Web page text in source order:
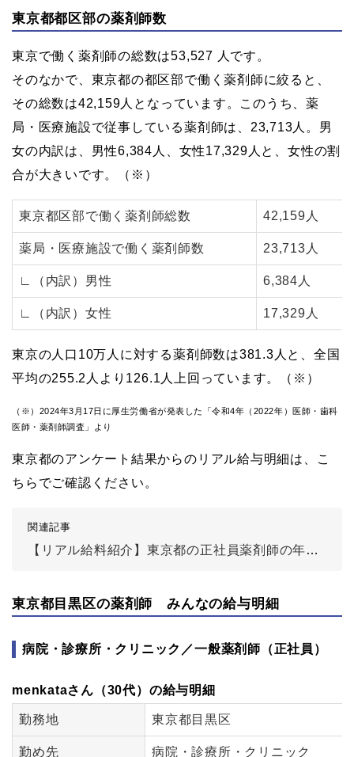
東京都都区部の薬剤師数
東京で働く薬剤師の総数は53,527 人です。
そのなかで、東京都の都区部で働く薬剤師に絞ると、
その総数は42,159人となっています。このうち、薬
局・医療施設で従事している薬剤師は、23,713人。男
女の内訳は、男性6,384人、女性17,329人と、女性の割
合が大きいです。（※）
東京都区部で働く薬剤師総数 42,159人
薬局・医療施設で働く薬剤師数 23,713人
∟（内訳）男性 6,384人
∟（内訳）女性 17,329人
東京の人口10万人に対する薬剤師数は381.3人と、全国
平均の255.2人より126.1人上回っています。（※）
（※）2024年3月17日に厚生労働省が発表した「令和4年（2022年）医師・歯科
医師・薬剤師調査」より
東京都のアンケート結果からのリアル給与明細は、こ
ちらでご確認ください。
関連記事
【リアル給料紹介】東京都の正社員薬剤師の年収は？
東京都目黒区の薬剤師 みんなの給与明細
病院・診療所・クリニック／一般薬剤師（正社員）
menkataさん（30代）の給与明細
勤務地 東京都目黒区
勤め先 病院・診療所・クリニック